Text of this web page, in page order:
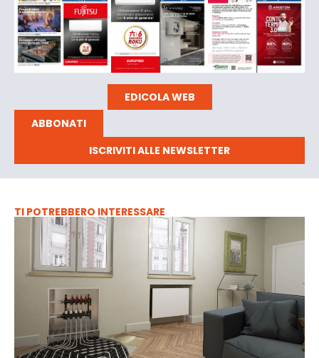
EDICOLA WEB
ABBONATI
ISCRIVITI ALLE NEWSLETTER
TI POTREBBERO INTERESSARE